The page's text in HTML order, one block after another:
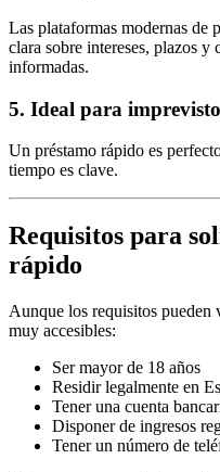
Las plataformas modernas de
clara sobre intereses, plazos y
informadas.
5. Ideal para
Un préstamo rápido es
tiempo es clave.
Requisitos para
rápido
Aunque los requisitos pueden
muy accesibles:
Ser mayor de 18 años
Residir legalmente en
Tener una cuenta
Disponer de ingresos
Tener un número de